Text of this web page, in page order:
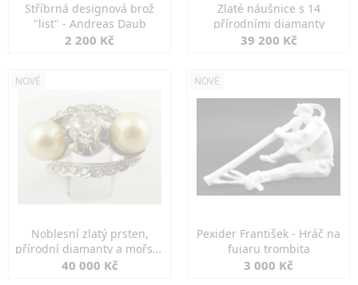
Stříbrná designová brož
"list" - Andreas Daub
2 200 Kč
Zlaté náušnice s 14
přírodními diamanty
39 200 Kč
NOVÉ
Noblesní zlatý prsten,
přírodní diamanty a mořské
perly
40 000 Kč
NOVÉ
Pexider František - Hráč na
fujaru trombita
3 000 Kč